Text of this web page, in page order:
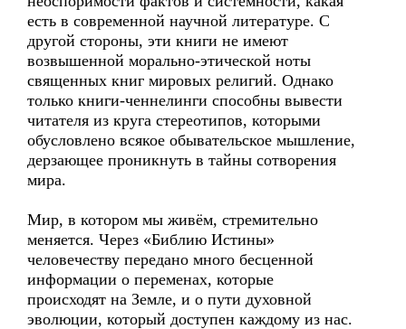
есть в современной научной литературе. С
другой стороны, эти книги не имеют
возвышенной морально-этической ноты
священных книг мировых религий. Однако
только книги-ченнелинги способны вывести
читателя из круга стереотипов, которыми
обусловлено всякое обывательское мышление,
дерзающее проникнуть в тайны сотворения
мира.
Мир, в котором мы живём, стремительно
меняется. Через «Библию Истины»
человечеству передано много бесценной
информации о переменах, которые
происходят на Земле, и о пути духовной
эволюции, который доступен каждому из нас.